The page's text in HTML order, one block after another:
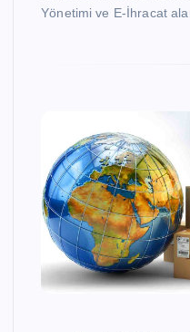
Yönetimi ve E-İhracat